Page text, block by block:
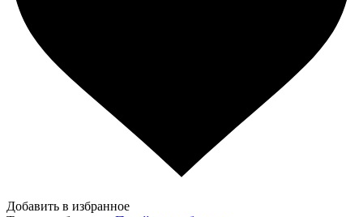
Добавить в избранное